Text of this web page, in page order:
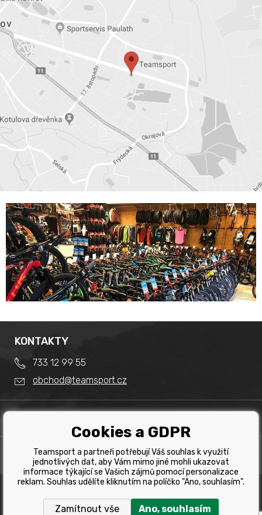
Obchodní podmínky
Splátkový prodej
Reklamace
Tabulka velikostí kol
Tabulka velikostí oblečení
PRODEJNA
Team Sport - Tomáš Binar
Dlouhá 1228/44C
Havířov
KONTAKTY
733 12 99 55
obchod@teamsport.cz
Copyright © 2019 Team Sport Havířov. Všechna pravá
Cookies a GDPR
Teamsport a partneři potřebují Váš souhlas k využití
jednotlivých dat, aby Vám mimo jiné mohli ukazovat
informace týkající se Vašich zájmů pomocí personalizace
reklam. Souhlas udělíte kliknutím na políčko "Ano, souhlasím".
Zamítnout vše Ano, souhlasím